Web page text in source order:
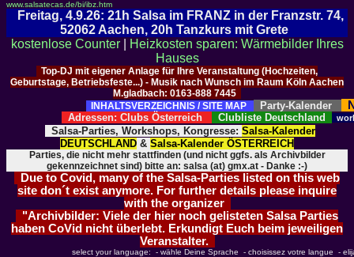
www.salsatecas.de/bi/ibz.htm
Freitag, 4.9.26: 21h Salsa im FRANZ in der Franzstr. 74,
52062 Aachen, 20h Tanzkurs mit Grete
kostenlose Counter|
Heizkosten sparen: Wärmebilder Ihres
Hauses
Top-DJ mit eigener Anlage für Ihre Veranstaltung (Hochzeiten,
Geburtstage, Betriebsfeste...) - Musik nach Wunsch im Raum Köln Aachen
M.gladbach: 0163-888 7445
INHALTSVERZEICHNIS / SITE MAP
Party-Kalender
Adressen: Clubs Österreich Clubliste Deutschland
Salsa-Parties, Workshops, Kongresse: Salsa-Kalender
DEUTSCHLAND & Salsa-Kalender ÖSTERREICH
Parties, die nicht mehr stattfinden (und nicht ggfs. als Archivbilder
gekennzeichnet sind) bitte an: salsa (at) gmx.at - Danke :-)
Due to Covid, many of the Salsa-Parties listed on this web
site don´t exist anymore. For further details please inquire
with the organizer
"Archivbilder: Viele der hier noch gelisteten Salsa Parties
haben CoVid nicht überlebt. Erkundigt Euch beim jeweiligen
Veranstalter.
select your language: - wähle Deine Sprache - choisissez votre langue -